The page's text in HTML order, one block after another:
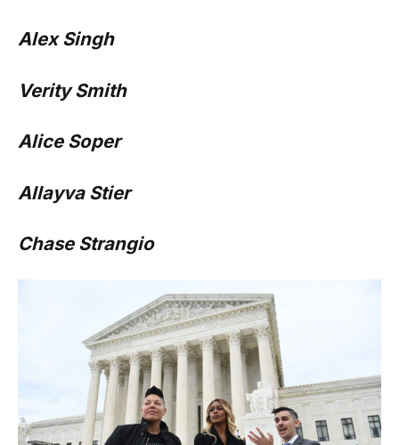
Alex Singh
Verity Smith
Alice Soper
Allayva Stier
Chase Strangio